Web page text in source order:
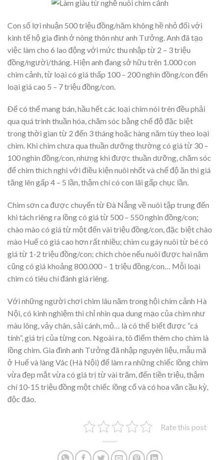
Con số lợi nhuận 500 triệu đồng/năm không hề nhỏ đối với
kinh tế hộ gia đình ở nông thôn như anh Tưởng. Anh đã tạo
việc làm cho 6 lao động với mức thu nhập từ 2 – 3 triệu
đồng/người/tháng. Hiện anh đang sở hữu trên 1.000 con
chim cảnh, từ loại có giá thấp 100 – 200 nghìn đồng/con đến
loại giá cao 5 – 7 triệu đồng/con.
Ðể có thể mang bán, hầu hết các loại chim nói trên đều phải
qua quá trình thuần hóa, chăm sóc bằng chế độ đặc biệt
trong thời gian từ 2 đến 3 tháng hoặc hàng năm tùy theo loại
chim. Khi chim chưa qua thuần dưỡng thường có giá từ 30 –
100 nghìn đồng/con, nhưng khi được thuần dưỡng, chăm sóc
để chim thích nghi với điều kiện nuôi nhốt và chế độ ăn thì giá
tăng lên gấp 4 – 5 lần, thậm chí có con lãi gấp chục lần.
Chim sơn ca được chuyển từ Ðà Nẵng về nuôi tập trung đến
khi tách riêng ra lồng có giá từ 500 – 550 nghìn đồng/con;
chào mào có giá từ một đến vài triệu đồng/con, đặc biệt chào
mào Huế có giá cao hơn rất nhiều; chim cu gáy nuôi từ bé có
giá từ 1-2 triệu đồng/con; chích chòe nếu nuôi được hai năm
cũng có giá khoảng 800.000 – 1 triệu đồng/con… Mỗi loại
chim có tiêu chí đánh giá riêng.
Với những người chơi chim lâu năm trong hội chim cảnh Hà
Nội, có kinh nghiệm thì chỉ nhìn qua dung mạo của chim như
màu lông, vảy chân, sải cánh, mỏ… là có thể biết được “cá
tính”, giá trị của từng con. Ngoài ra, tô điểm thêm cho chim là
lồng chim. Gia đình anh Tưởng đã nhập nguyên liệu, mẫu mã
ở Huế và làng Vác (Hà Nội) để làm ra những chiếc lồng chim
vừa đẹp mắt vừa có giá trị từ vài trăm, đến tiền triệu, thậm
chí 10-15 triệu đồng một chiếc lồng cổ và có hoa văn cầu kỳ,
độc đáo.
Rate this post